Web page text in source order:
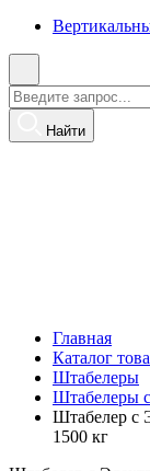
Найти
Главная
Каталог
Штабелеры
Штабелеры
Штабелер с
1500 кг